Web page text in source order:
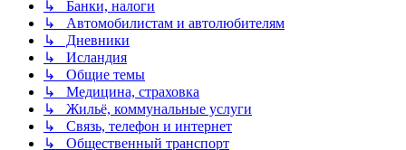
↳ Банки, налоги
↳ Автомобилистам и автолюбителям
↳ Дневники
↳ Исландия
↳ Общие темы
↳ Медицина, страховка
↳ Жильё, коммунальные услуги
↳ Связь, телефон и интернет
↳ Общественный транспорт